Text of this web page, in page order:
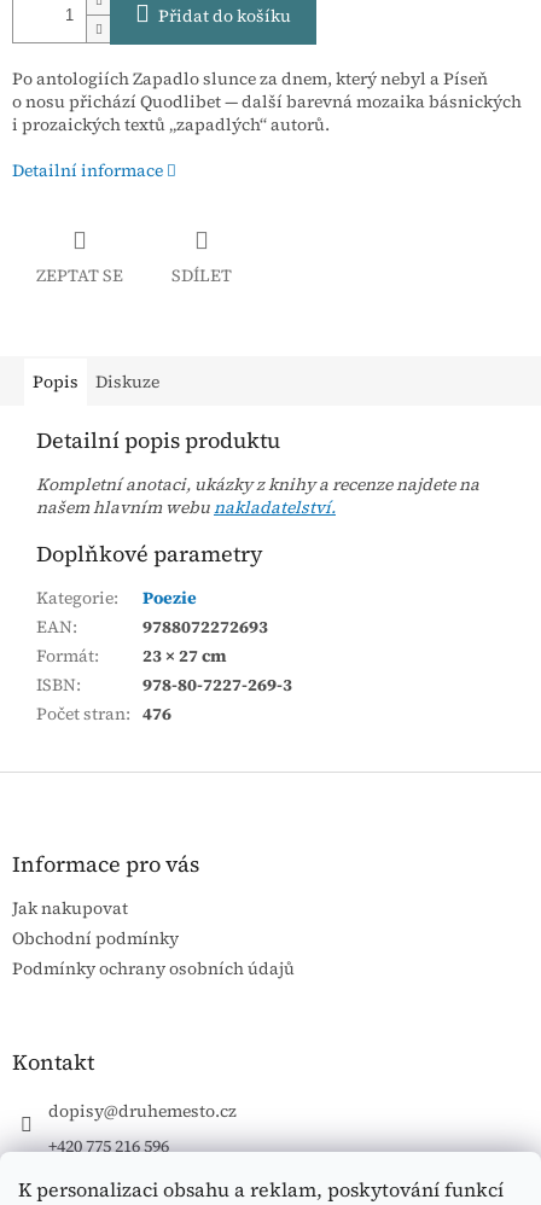
K personalizaci obsahu a reklam, poskytování funkcí
Přidat do košíku
Po antologiích Zapadlo slunce za dnem, který nebyl a Píseň
o nosu přichází Quodlibet — další barevná mozaika básnických
i prozaických textů „zapadlých“ autorů.
Detailní informace
ZEPTAT SE SDÍLET
Popis Diskuze
Detailní popis produktu
Kompletní anotaci, ukázky z knihy a recenze najdete na
našem hlavním webunakladatelství.
Doplňkové parametry
Kategorie:
Poezie
EAN:
9788072272693
Formát:
23 × 27 cm
ISBN:
978-80-7227-269-3
Počet stran: 476
Z
Informace pro vás
Jak nakupovat
Obchodní podmínky
Podmínky ochrany osobních údajů
Kontakt
dopisy@druhemesto.cz
+420 775 216 596